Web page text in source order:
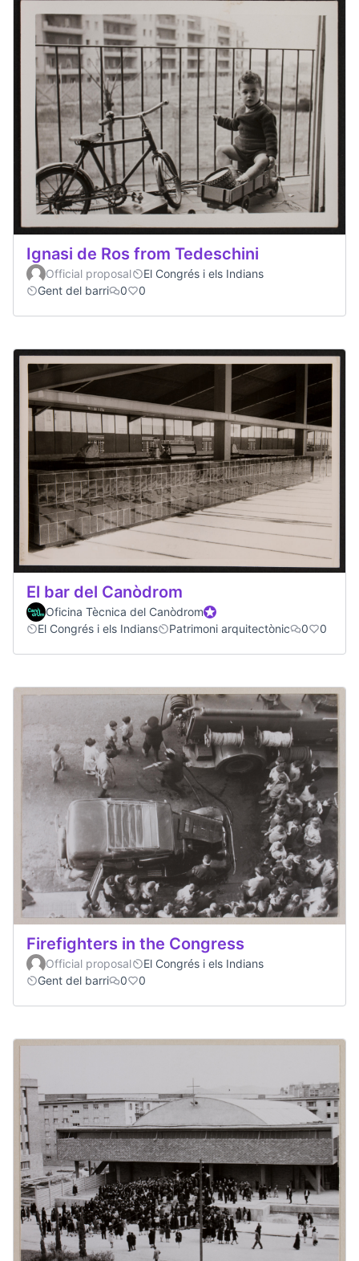
Ignasi de Ros from Tedeschini
Official proposal
El Congrés i els Indians
Gent del barri
0 0
El bar del Canòdrom
Oficina Tècnica del CanòdromOfficial participant
El Congrés i els Indians
Patrimoni arquitectònic 0 0
Firefighters in the Congress
Official proposal
El Congrés i els Indians
Gent del barri
0 0